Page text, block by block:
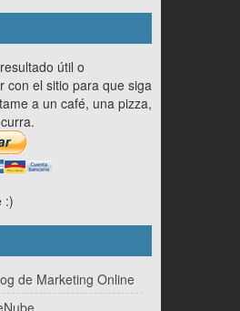
útil o
con el sitio para que siga
a un café, una pizza,
:)
de Marketing Online